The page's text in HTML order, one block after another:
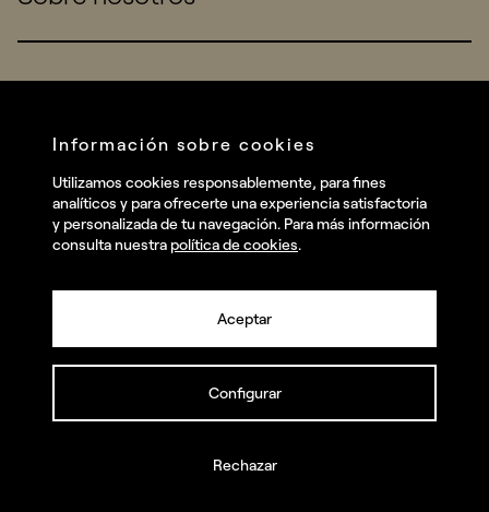
Startups
Work
Talent
Contact
Instagram
Facebook
© summa.es Todos los derechos reservados.
Información sobre cookies
Utilizamos cookies responsablemente, para fines
analíticos y para ofrecerte una experiencia satisfactoria
y personalizada de tu navegación. Para más información
consulta nuestra política de cookies.
Aceptar
Configurar
Rechazar